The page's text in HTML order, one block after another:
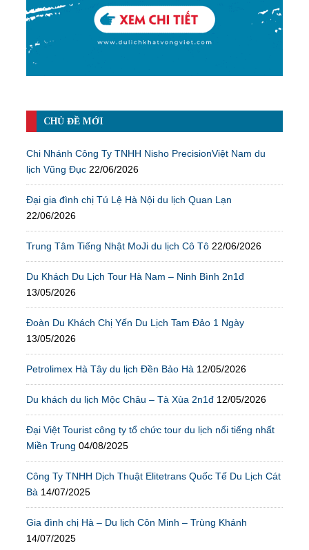
CHỦ ĐỀ MỚI
Chi Nhánh Công Ty TNHH Nisho PrecisionViệt Nam du
lịch Vũng Đục 22/06/2026
Đại gia đình chị Tú Lệ Hà Nội du lịch Quan Lạn
22/06/2026
Trung Tâm Tiếng Nhật MoJi du lịch Cô Tô 22/06/2026
Du Khách Du Lịch Tour Hà Nam – Ninh Bình 2n1đ
13/05/2026
Đoàn Du Khách Chị Yến Du Lịch Tam Đảo 1 Ngày
13/05/2026
Petrolimex Hà Tây du lịch Đền Bảo Hà 12/05/2026
Du khách du lịch Mộc Châu – Tà Xùa 2n1đ 12/05/2026
Đại Việt Tourist công ty tổ chức tour du lịch nổi tiếng nhất
Miền Trung 04/08/2025
Công Ty TNHH Dịch Thuật Elitetrans Quốc Tế Du Lịch Cát
Bà 14/07/2025
Gia đình chị Hà – Du lịch Côn Minh – Trùng Khánh
14/07/2025